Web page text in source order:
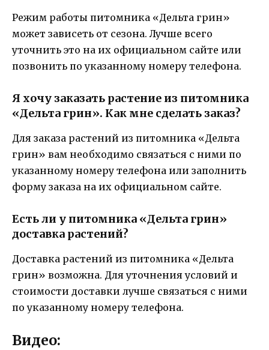
Режим работы питомника «Дельта грин»
может зависеть от сезона. Лучше всего
уточнить это на их официальном сайте или
позвонить по указанному номеру телефона.
Я хочу заказать растение из питомника
«Дельта грин». Как мне сделать заказ?
Для заказа растений из питомника «Дельта
грин» вам необходимо связаться с ними по
указанному номеру телефона или заполнить
форму заказа на их официальном сайте.
Есть ли у питомника «Дельта грин»
доставка растений?
Доставка растений из питомника «Дельта
грин» возможна. Для уточнения условий и
стоимости доставки лучше связаться с ними
по указанному номеру телефона.
Видео: